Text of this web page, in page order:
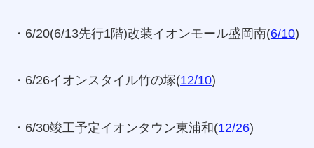
・6/20(6/13先行1階)改装イオンモール盛岡南(6/10)
・6/26イオンスタイル竹の塚(12/10)
・6/30竣工予定イオンタウン東浦和(12/26)